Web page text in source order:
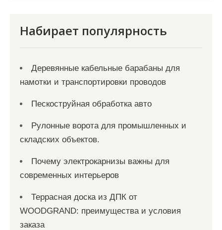
Набирает популярность
Деревянные кабельные барабаны для
намотки и транспортировки проводов
Пескоструйная обработка авто
Рулонные ворота для промышленных и
складских объектов.
Почему электрокарнизы важны для
современных интерьеров
Террасная доска из ДПК от
WOODGRAND: преимущества и условия
заказа